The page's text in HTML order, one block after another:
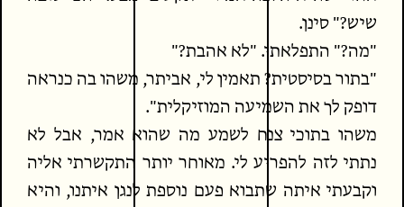
שיש?" סינן.
"מה?" התפלאתי. "לא אהבת?"
"בתור בסיסטית? תאמין לי, אביתר, משהו בה כנראה
דופק לך את השמיעה המוזיקלית".
משהו בתוכי צנח לשמע מה שהוא אמר, אבל לא
נתתי לזה להפריע לי. מאוחר יותר התקשרתי אליה
וקבעתי איתה שתבוא פעם נוספת לנגן איתנו, והיא